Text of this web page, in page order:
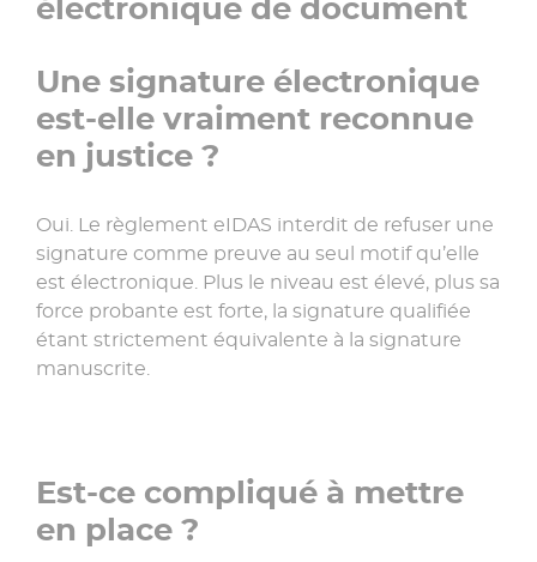
électronique de document
Une signature électronique
est-elle vraiment reconnue
en justice ?
Oui. Le règlement eIDAS interdit de refuser une
signature comme preuve au seul motif qu’elle
est électronique. Plus le niveau est élevé, plus sa
force probante est forte, la signature qualifiée
étant strictement équivalente à la signature
manuscrite.
Est-ce compliqué à mettre
en place ?